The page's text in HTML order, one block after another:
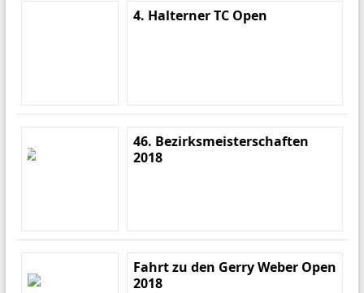
4. Halterner TC Open
46. Bezirksmeisterschaften
2018
Fahrt zu den Gerry Weber Open
2018